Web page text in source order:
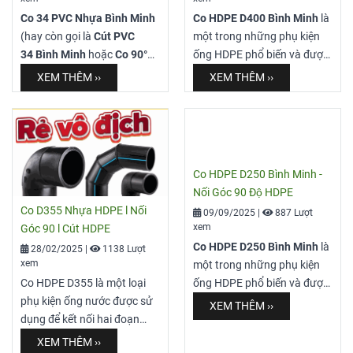
theo tiêu chuẩnTCVN
8491:2011 và ISO 1452-
2:2009bởiCông ty Cổ phần
Nhựa Bình Minh.
Co 34 PVC Nhựa Bình Minh
(hay còn gọi là Cút PVC
34 Bình Minh hoặcCo 90°
Φ34 Bình Minh
trong những phụ kiện quan
trọng và được sử dụng rộng
rãi nhất trong các hệ thống
cấp thoát nước sinh hoạt và
công nghiệp. Sản phẩm này
giúp chuyển hướng dòng
chảy một góc90 độ
cho các
đường ống cóĐường kính
ngoài Φ34 mm(tương
đương với ống danh nghĩa
theo tiêu chuẩnTCVN
8491:2011 và ISO 1452-
2:2009bởiCông ty Cổ phần
Nhựa Bình Minh.
XEM THÊM ››
Co HDPE D400 Bình Minh là
một trong những phụ kiện
ống HDPE phổ biến và được
tin dùng nhất trên thị trường
Việt Nam dùng để nối ống
đường kính danh nghĩa
trò quan trọng trong việc
thay đổi hướng đường ống,
giúp hệ thống hoạt động
Nhựa Bình Minh, đạt tiêu
chuẩn ISO/TCVN, chịu áp
lực PN6 – PN16, ứng dụng
trong cấp thoát nước, hạ
XEM THÊM ››
Co D355 Nhựa HDPE l Nối
Góc 90 l Cút HDPE
28/02/2025 |
1138 Lượt
xem
Co HDPE D355 là một loại
phụ kiện ống nước được sử
dụng để kết nối hai đoạn
ống HDPE với nhau tạo
XEM THÊM ››
Co HDPE D250 Bình Minh -
Nối Góc 90 Độ HDPE
09/09/2025
887 Lượt
xem
Co HDPE D250 Bình Minh là
một trong những phụ kiện
ống HDPE phổ biến và được
tin dùng nhất trên thị trường
Việt Nam dùng để nối ống
XEM THÊM ››